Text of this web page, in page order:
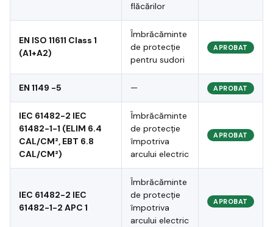
flăcărilor
EN ISO 11611 Class 1
(A1+A2)
Îmbrăcăminte
de protecție
pentru sudori
APROBAT
EN 1149 -5 — APROBAT
IEC 61482-2 IEC
61482-1-1 (ELIM 6.4
CAL/CM², EBT 6.8
CAL/CM²)
Îmbrăcăminte
de protecție
împotriva
arcului electric
APROBAT
IEC 61482-2 IEC
61482-1-2 APC 1
Îmbrăcăminte
de protecție
împotriva
arcului electric
APROBAT